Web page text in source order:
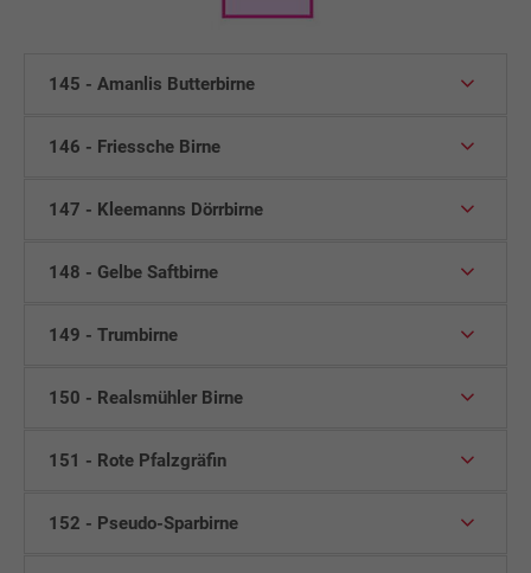
145 - Amanlis Butterbirne
146 - Friessche Birne
147 - Kleemanns Dörrbirne
148 - Gelbe Saftbirne
149 - Trumbirne
150 - Realsmühler Birne
151 - Rote Pfalzgräfin
152 - Pseudo-Sparbirne